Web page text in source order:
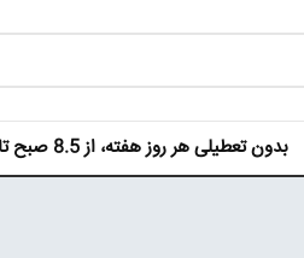
بدون تعطیلی هر روز هفته، از 8.5 صبح تا 9 شب